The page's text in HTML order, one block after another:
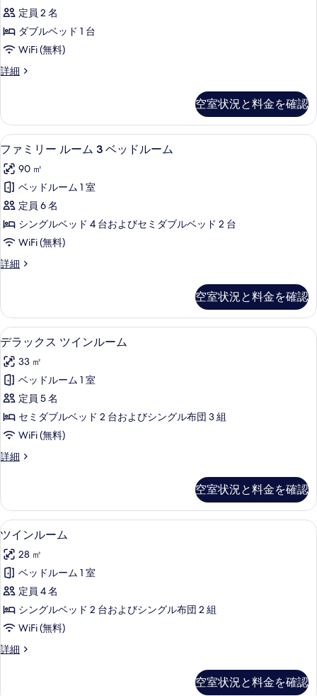
す
る
示
す
る
ダ
ー
ド
ブ
ル
ー
ム
の
す
べ
て
の
写
表
示
す
る
定員 2 名
ダブルベッド 1 台
WiFi (無料)
詳細
ス
ー
ド
ダ
ル
ル
ー
ム
の
詳
細
空室状況と料金を確認
フ
ァ
ミ
リ
ー
ル
ム
ベ
ッ
ド
ル
ー
ム
の
す
べ
写
真
を
表
示
す
る
ファミリー ルーム 3 ベッドルーム |
12
ファミリー ルーム 3 ベッドルーム
90 ㎡
ベッドルーム 1 室
定員 6 名
シングルベッド 4 台およびセミダブルベッド 2 台
WiFi (無料)
詳細
フ
ー
ル
ー
3
ベ
ッ
ド
ル
ー
ム
の
空室状況と料金を確認
デ
ラ
ッ
ク
ス
ツ
ン
ー
ム
の
す
べ
て
の
写
真
デラックス ツインルーム | デスク、
12
デラックス ツインルーム
33 ㎡
ベッドルーム 1 室
定員 5 名
セミダブルベッド 2 台およびシングル布団 3 組
WiFi (無料)
詳細
デ
ス
ツ
イ
ル
ー
ム
の
詳
細
空室状況と料金を確認
ツ
イ
ン
ル
ー
ム
す
ツインルーム | リビングルーム | 薄型
8
ツインルーム
28 ㎡
ベッドルーム 1 室
定員 4 名
シングルベッド 2 台およびシングル布団 2 組
WiFi (無料)
詳細
ツ
空室状況と料金を確認